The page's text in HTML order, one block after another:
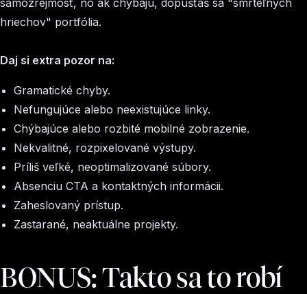
hriechov" portfólia.
Daj si extra pozor na:
Gramatické chyby.
Nefungujúce alebo neexistujúce linky.
Chýbajúce alebo rozbité mobilné zobrazenie.
Nekvalitné, rozpixelované výstupy.
Príliš veľké, neoptimalizované súbory.
Absenciu CTA a kontaktných informácii.
Zaheslovaný prístup.
Zastarané, neaktuálne projekty.
BONUS: Takto sa to robí